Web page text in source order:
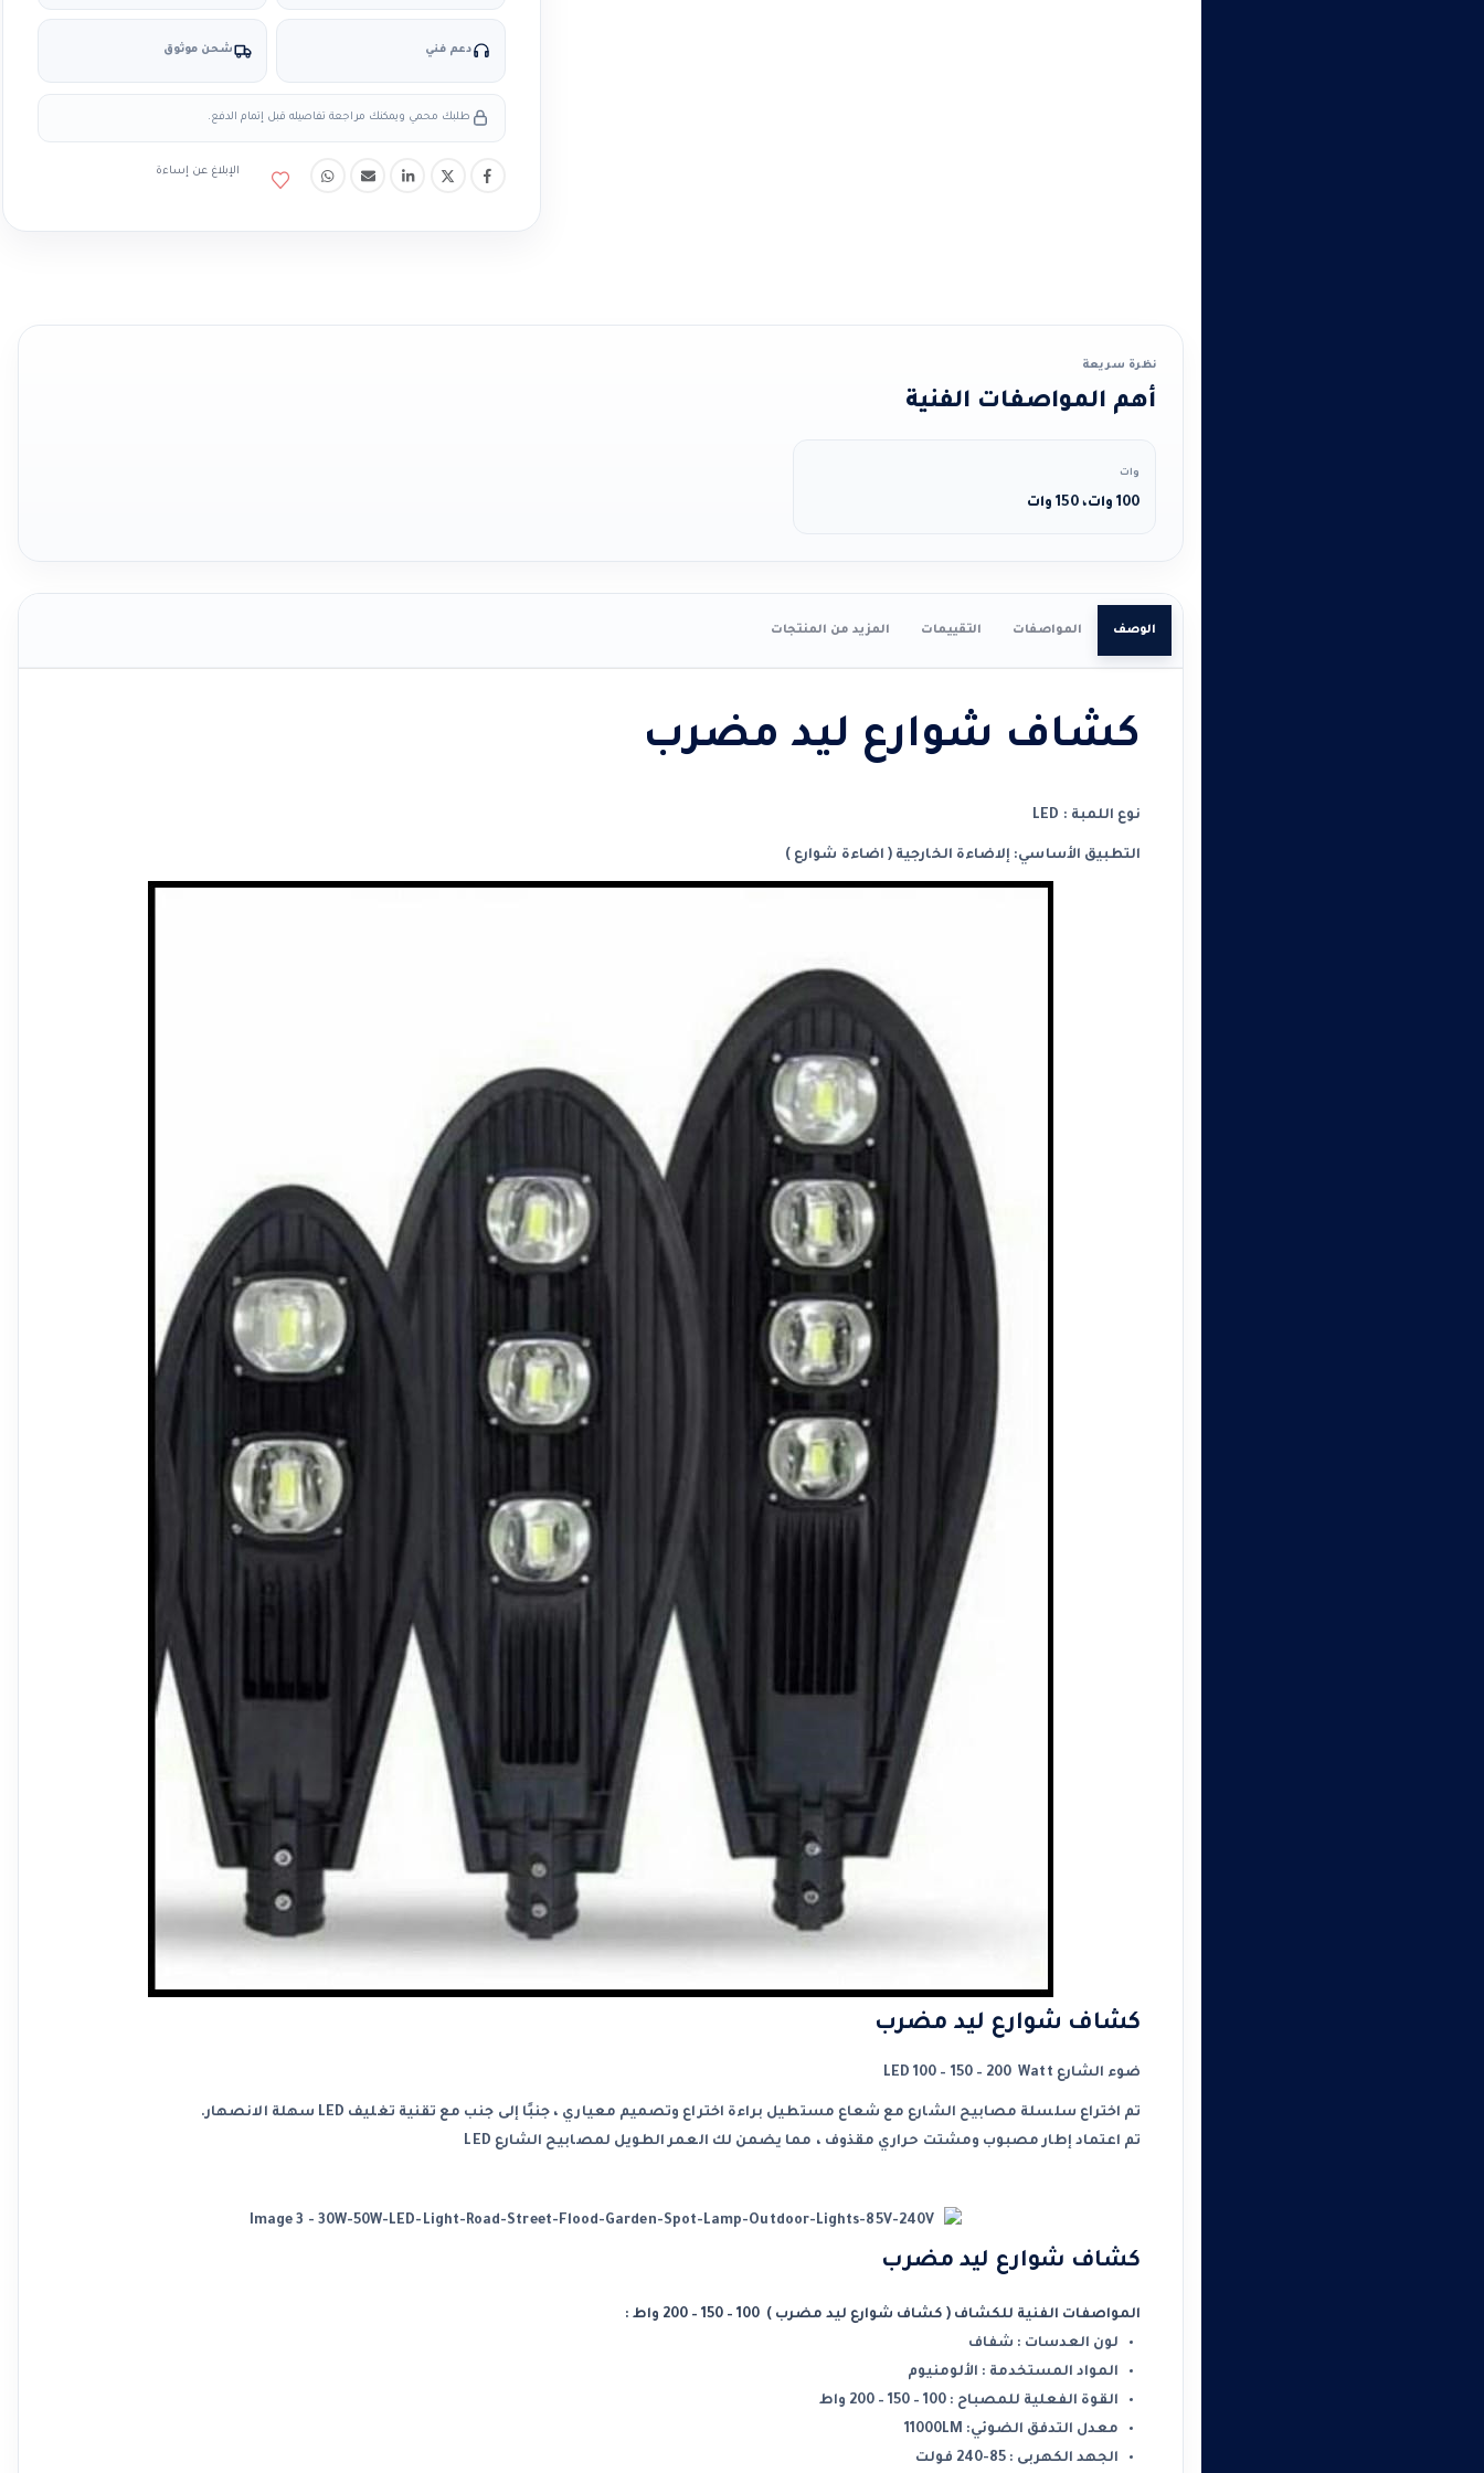
دعم فني شحن موثوق
طلبك محمي ويمكنك مراجعة تفاصيله قبل إتمام الدفع.
الإبلاغ عن إساءة
نظرة سريعة
أهم المواصفات الفنية
وات
100 وات، 150 وات
الوصف المواصفات التقييمات المزيد من المنتجات
كشاف شوارع ليد مضرب
نوع اللمبة : LED
التطبيق الأساسي: إلاضاءة الخارجية ( اضاءة شوارع )
كشاف شوارع ليد مضرب
ضوء الشارع LED 100 – 150 – 200 Watt
تم اختراع سلسلة مصابيح الشارع مع شعاع مستطيل براءة اختراع وتصميم معياري ، جنبًا إلى جنب مع تقنية تغليف LED سهلة الانصهار.
تم اعتماد إطار مصبوب ومشتت حراري مقذوف ، مما يضمن لك العمر الطويل لمصابيح الشارع LED
كشاف شوارع ليد مضرب
المواصفات الفنية للكشاف ( كشاف شوارع ليد مضرب ) 100 – 150 – 200 واط :
لون العدسات : شفاف
المواد المستخدمة : الألومنيوم
القوة الفعلية للمصباح : 100 – 150 – 200 واط
معدل التدفق الضوئي: 11000LM
الجهد الكهربى : 85-240 فولت